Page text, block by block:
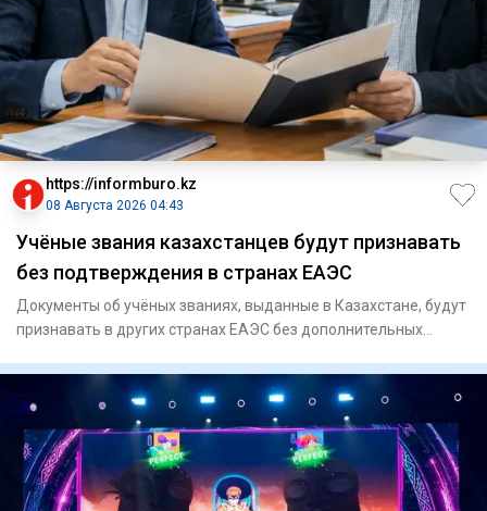
https://informburo.kz
08 Августа 2026 04:43
Учёные звания казахстанцев будут признавать
без подтверждения в странах ЕАЭС
Документы об учёных званиях, выданные в Казахстане, будут
признавать в других странах ЕАЭС без дополнительных